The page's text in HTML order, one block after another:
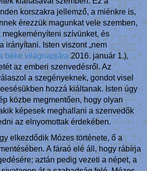
korszakra jellemző, a miénkre is,
érezzük magunkat vele szemben,
szívünket, és
irányítani. Isten viszont „nem
béke világnapjára 2016. január 1.),
az emberi szenvedésről. Az
a szegényeknek, gondot visel
hozzá kiáltanak. Isten úgy
közbe megmentően, hogy olyan
képesek meghallani a szenvedők
az elnyomottak érdekében.
elkezdődik Mózes története, ő a
A fáraó elé áll, hogy rábírja
aztán pedig vezeti a népet, a